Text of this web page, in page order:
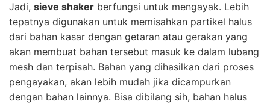
Jadi, sieve shaker berfungsi untuk mengayak. Lebih
tepatnya digunakan untuk memisahkan partikel halus
dari bahan kasar dengan getaran atau gerakan yang
akan membuat bahan tersebut masuk ke dalam lubang
mesh dan terpisah. Bahan yang dihasilkan dari proses
pengayakan, akan lebih mudah jika dicampurkan
dengan bahan lainnya. Bisa dibilang sih, bahan halus